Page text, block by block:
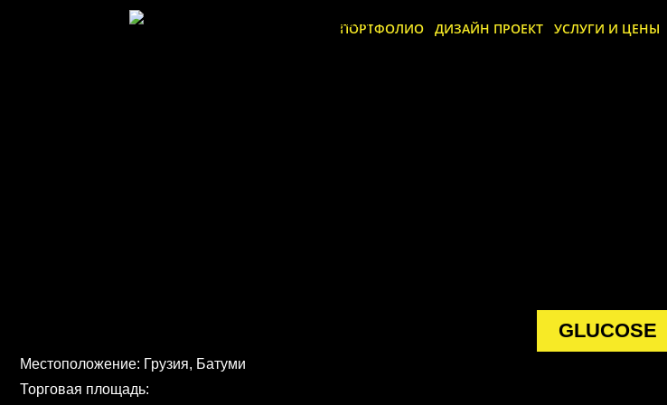
ПОРТФОЛИО ДИЗАЙН ПРОЕКТ УСЛУГИ И ЦЕНЫ
GLUCOSE
Местоположение: Грузия, Батуми
Торговая площадь: